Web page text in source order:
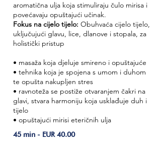
aromatična ulja koja stimuliraju čulo mirisa i
povećavaju opuštajući učinak.
Fokus na cijelo tijelo: Obuhvaća cijelo tijelo,
uključujući glavu, lice, dlanove i stopala, za
holistički pristup
• masaža koja djeluje smireno i opuštajuće
• tehnika koja je spojena s umom i duhom
te opušta nakupljen stres
• ravnoteža se postiže otvaranjem čakri na
glavi, stvara harmoniju koja usklađuje duh i
tijelo
• opuštajući mirisi eteričnih ulja
45 min - EUR 40.00